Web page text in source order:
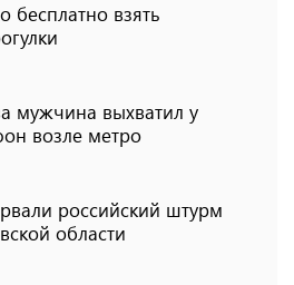
бесплатно взять
мужчина выхватил у
возле метро
российский штурм
области